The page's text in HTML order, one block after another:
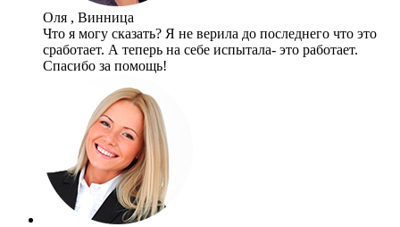
Оля , Винница
Что я могу сказать? Я не верила до последнего что это
сработает. А теперь на себе испытала- это работает.
Спасибо за помощь!